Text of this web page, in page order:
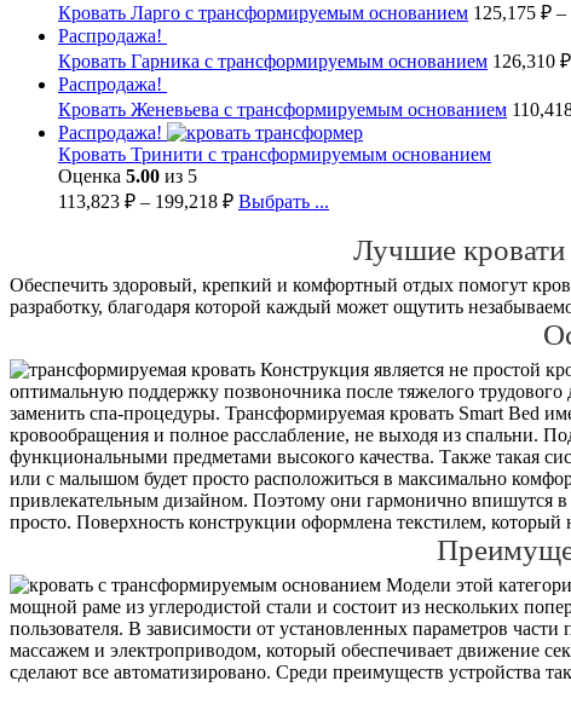
Кровать Ларго с трансформируемым основанием 125,175 ₽ –
Распродажа!
Кровать Гарника с трансформируемым основанием 126,310 ₽
Распродажа!
Кровать Женевьева с трансформируемым основанием
Распродажа!
Кровать Тринити с трансформируемым основанием
Оценка 5.00 из 5
113,823 ₽ – 199,218 ₽ Выбрать ...
Лучшие
Обеспечить здоровый, крепкий и комфортный отдых помогут
разработку, благодаря которой каждый может ощутить
Конструкция является не простой
оптимальную поддержку позвоночника после тяжелого
заменить спа-процедуры. Трансформируемая кровать Smart Bed
кровообращения и полное расслабление, не выходя из спальни.
функциональными предметами высокого качества. Также такая
или с малышом будет просто расположиться в максимально
привлекательным дизайном. Поэтому они гармонично впишутся
просто. Поверхность конструкции оформлена текстилем,
Модели этой
мощной раме из углеродистой стали и состоит из нескольких
пользователя. В зависимости от установленных параметров
массажем и электроприводом, который обеспечивает движение
сделают все автоматизировано. Среди преимуществ устройства